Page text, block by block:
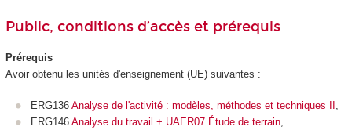
Public, conditions d’accès et prérequis
Prérequis
Avoir obtenu les unités d'enseignement (UE) suivantes :
ERG136 Analyse de l'activité : modèles, méthodes et techniques II ,
ERG146 Analyse du travail + UAER07 Étude de terrain,